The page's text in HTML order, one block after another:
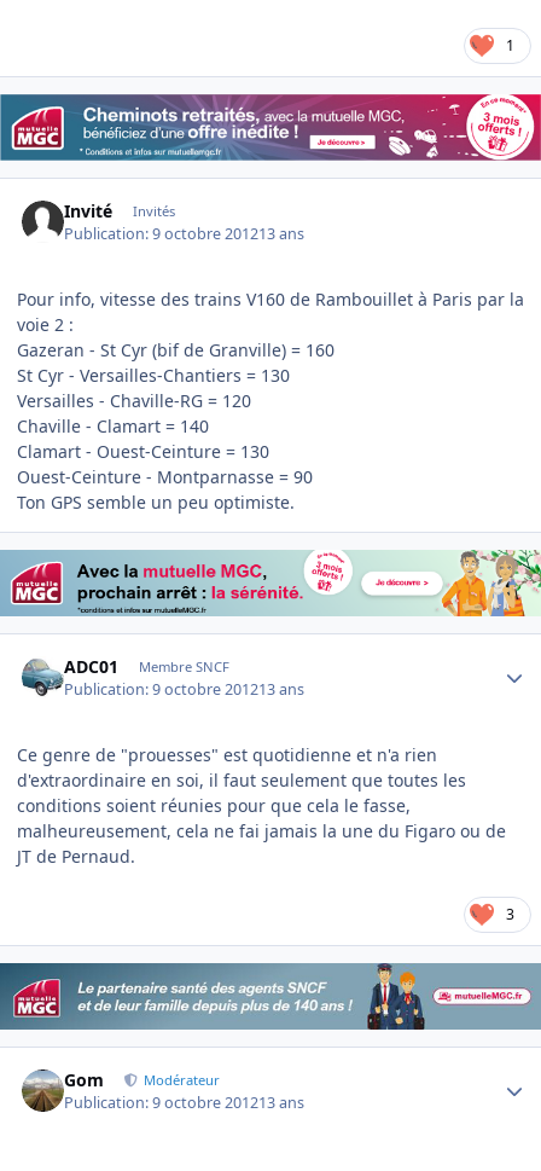
1
Invité Invités
Publication:9 octobre 201213 ans
Pour info, vitesse des trains V160 de Rambouillet à Paris par la
voie 2 :
Gazeran - St Cyr (bif de Granville) = 160
St Cyr - Versailles-Chantiers = 130
Versailles - Chaville-RG = 120
Chaville - Clamart = 140
Clamart - Ouest-Ceinture = 130
Ouest-Ceinture - Montparnasse = 90
Ton GPS semble un peu optimiste.
ADC01 Membre SNCF
Publication:9 octobre 201213 ans
Ce genre de "prouesses" est quotidienne et n'a rien
d'extraordinaire en soi, il faut seulement que toutes les
conditions soient réunies pour que cela le fasse,
malheureusement, cela ne fai jamais la une du Figaro ou de
JT de Pernaud.
3
Gom Modérateur
Publication:9 octobre 201213 ans